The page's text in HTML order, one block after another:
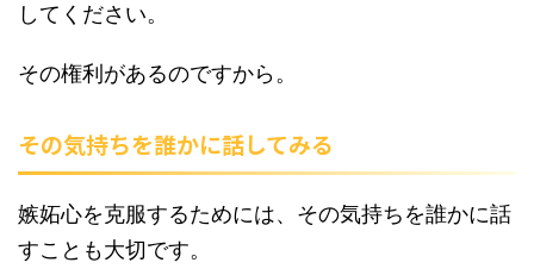
してください。
その権利があるのですから。
その気持ちを誰かに話してみる
嫉妬心を克服するためには、その気持ちを誰かに話
すことも大切です。